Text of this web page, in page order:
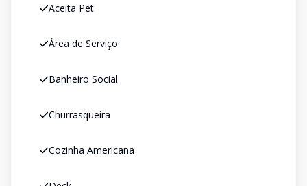
Aceita Pet
Área de Serviço
Banheiro Social
Churrasqueira
Cozinha Americana